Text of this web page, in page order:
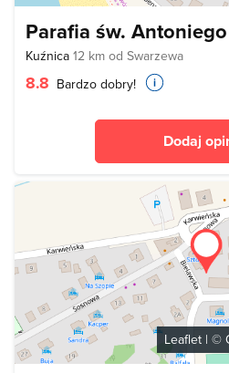
Parafia św.
Kuźnica 12 km od Swarzewa
8.8 Bardzo dobry!
Dodaj
Leaflet | ©